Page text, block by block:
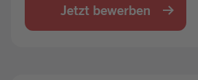
Jetzt bewerben